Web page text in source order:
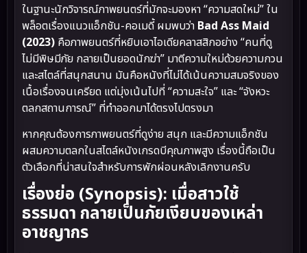
ในฐานะนักวิจารณ์ภาพยนตร์ที่มักจะมองหา “ความสดใหม่” ใน
พล็อตเรื่องแนวแอ็กชัน-คอเมดี้ ผมพบว่า Bad Ass Maid
(2023) คือภาพยนตร์ที่หยิบเอาไอเดียคลาสสิกอย่าง “คนที่ดู
ไม่มีพิษมีภัย กลายเป็นยอดนักฆ่า” มาตีความใหม่ด้วยความกวน
และสไตล์ที่สนุกสนาน มันคือหนังที่ไม่ได้เน้นความสมจริงของ
เนื้อเรื่องจนเครียด แต่มุ่งเน้นไปที่ “ความสะใจ” และ “จังหวะ
ตลกสถานการณ์” ที่ทำออกมาได้ตรงไปตรงมา
หากคุณต้องการภาพยนตร์ที่ดูง่าย สนุก และมีความแอ็กชัน
ผสมความตลกในสไตล์หนังเกรดบีคุณภาพสูง เรื่องนี้ถือเป็น
ตัวเลือกที่น่าสนใจสำหรับการพักผ่อนหลังเลิกงานครับ
เรื่องย่อ (Synopsis): เมื่อสาวใช้
ธรรมดา กลายเป็นภัยเงียบของเหล่า
อาชญากร